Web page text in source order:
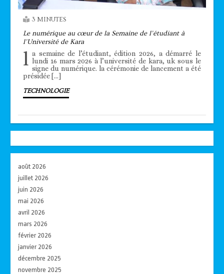
3 MINUTES
Le numérique au cœur de la Semaine de l’étudiant à
l’Université de Kara
l a semaine de l’étudiant, édition 2026, a démarré le
lundi 16 mars 2026 à l’université de kara, uk sous le
signe du numérique. la cérémonie de lancement a été
présidée […]
TECHNOLOGIE
août 2026
juillet 2026
juin 2026
mai 2026
avril 2026
mars 2026
février 2026
janvier 2026
décembre 2025
novembre 2025